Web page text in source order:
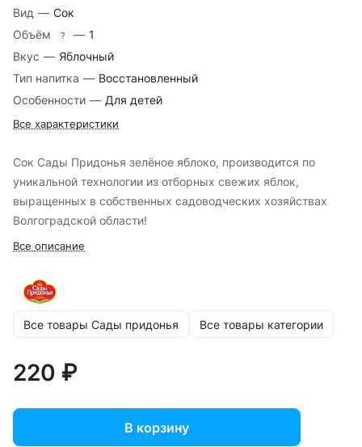
Вид — Сок
Объём
? — 1
Вкус — Яблочный
Тип напитка — Восстановленный
Особенности — Для детей
Все характеристики
Сок Сады Придонья зелёное яблоко, производится по
уникальной технологии из отборных свежих яблок,
выращенных в собственных садоводческих хозяйствах
Волгоградской области!
Все описание
Все товары Сады придонья Все товары категории
220 ₽
В корзину